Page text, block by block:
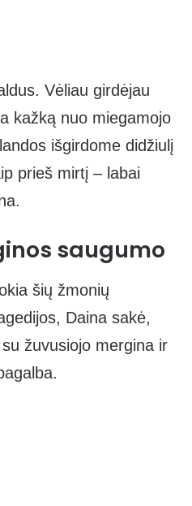
Vėliau girdėjau
kažką nuo miegamojo
išgirdome didžiulį
prieš mirtį – labai
saugumo
šių žmonių
Daina sakė,
žuvusiojo mergina ir